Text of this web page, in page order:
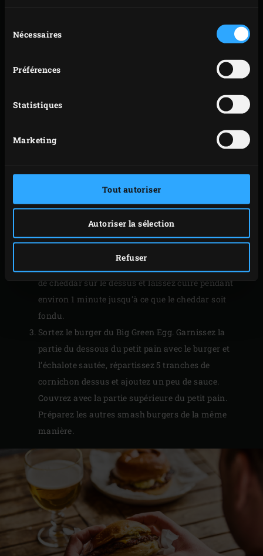
duNécessaires
Préférences
Statistiques
Marketing
Tout autoriser
Autoriser la sélection
Refuser
l’opération avec le reste des petits pains, en fermant
manipulation. Réservez.
plancha en fonte avec de l’huile d’olive. Étalez un
environ de la taille d’un smash burger. Déposez une
boulette de viande dessus, recouvrez-la d’une feuille
de façon à obtenir un burger bien plat.
de cheddar sur le dessus et laissez cuire pendant
environ 1 minute jusqu’à ce que le cheddar soit
fondu.
Sortez le burger du Big Green Egg. Garnissez la
partie du dessous du petit pain avec le burger et
l’échalote sautée, répartissez 5 tranches de
cornichon dessus et ajoutez un peu de sauce.
Couvrez avec la partie supérieure du petit pain.
Préparez les autres smash burgers de la même
manière.